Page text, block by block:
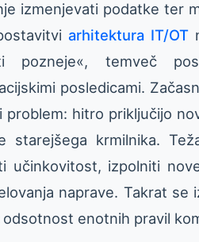
izmenjevati podatke ter
arhitektura IT/OT
pozneje«, temveč
posledicami.
problem: hitro priključijo
starejšega krmilnika.
učinkovitost, izpolniti
naprave. Takrat se
enotnih pravil